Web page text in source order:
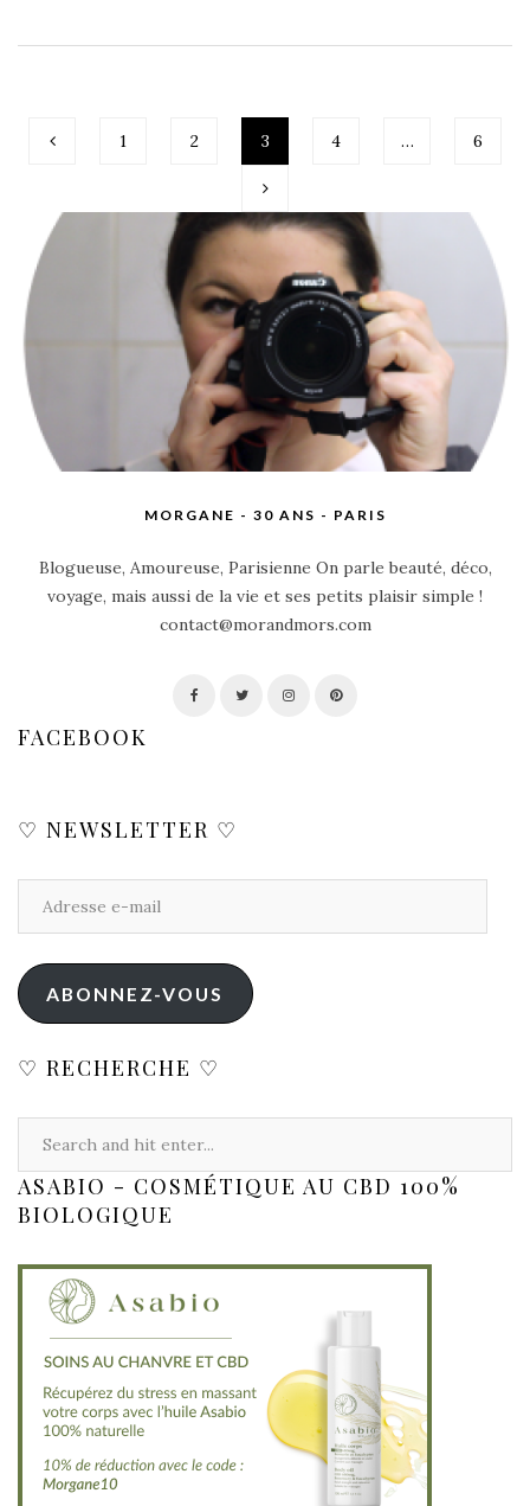
1 2 3 4 … 6
MORGANE - 30 ANS - PARIS
Blogueuse, Amoureuse, Parisienne On parle beauté, déco,
voyage, mais aussi de la vie et ses petits plaisir simple !
contact@morandmors.com
FACEBOOK
♡ NEWSLETTER ♡
ABONNEZ-VOUS
♡ RECHERCHE ♡
ASABIO - COSMÉTIQUE AU CBD 100%
BIOLOGIQUE